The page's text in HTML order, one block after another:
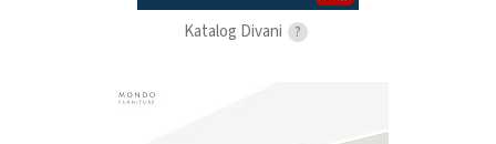
Katalog Divani ?